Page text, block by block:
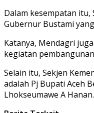
Dalam kesempatan
Gubernur Bustami
Katanya, Mendagri
kegiatan
Selain itu, Sekjen
adalah Pj Bupati Aceh
Lhokseumawe A